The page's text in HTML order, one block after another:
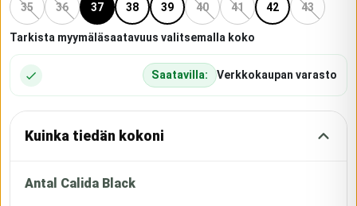
35 36 37 38 39 40 41 42 43
Tarkista myymäläsaatavuus valitsemalla koko
Saatavilla: Verkkokaupan varasto
Kuinka tiedän kokoni
Antal Calida Black